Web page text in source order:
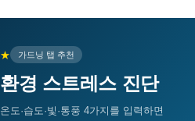
★ 가드닝 탭 추천
환경 스트레스 진단
온도·습도·빛·통풍 4가지를 입력하면